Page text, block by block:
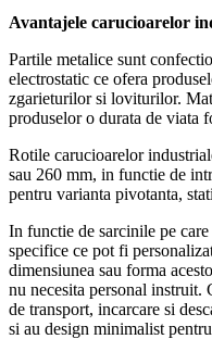
Avantajele carucioarelor
Partile metalice sunt
electrostatic ce ofera
zgarieturilor si loviturilor.
produselor o durata de viata
Rotile carucioarelor
sau 260 mm, in functie de
pentru varianta pivotanta,
In functie de sarcinile pe
specifice ce pot fi
dimensiunea sau forma
nu necesita personal
de transport, incarcare si
si au design minimalist